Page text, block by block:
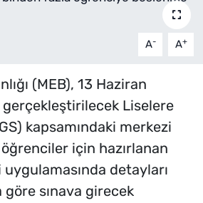
A- A+
(MEB), 13 Haziran
Liselere
kapsamındaki merkezi
öğrenciler için hazırlanan
detayları
sınava girecek